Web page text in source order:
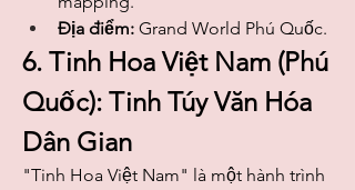
Địa điểm: Grand World Phú Quốc.
6. Tinh Hoa Việt Nam (Phú
Quốc): Tinh Túy Văn Hóa
Dân Gian
"Tinh Hoa Việt Nam" là một hành trình